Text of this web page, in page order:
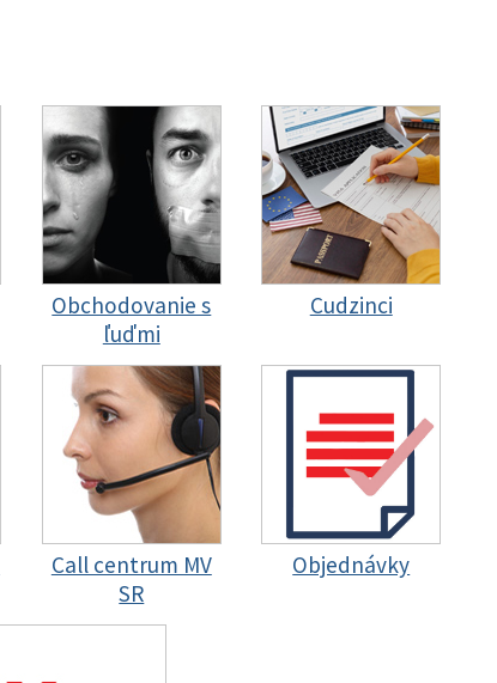
Obchodovanie s
ľuďmi
Cudzinci
Call centrum MV
SR
Objednávky